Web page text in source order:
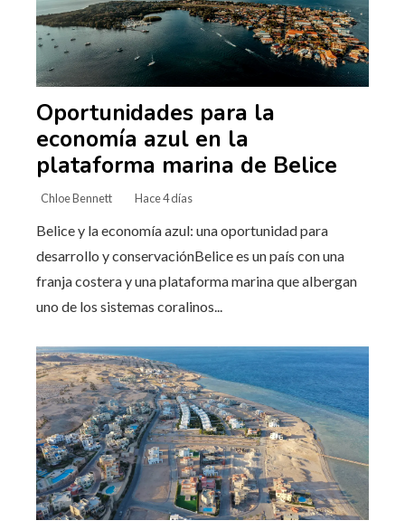
Oportunidades para la
economía azul en la
plataforma marina de Belice
Chloe Bennett Hace 4 días
Belice y la economía azul: una oportunidad para
desarrollo y conservaciónBelice es un país con una
franja costera y una plataforma marina que albergan
uno de los sistemas coralinos...